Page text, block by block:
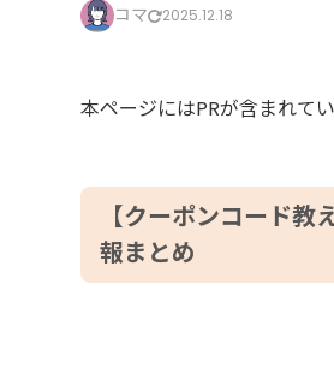
コマ 2025.12.18
本ページにはPRが含まれて
【クーポンコード
報まとめ